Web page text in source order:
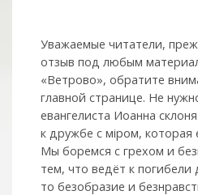
Уважаемые читатели,
отзыв под любым
«Ветрово», обратите
главной странице. Не
евангелиста Иоанна
к дружбе с мiром, которая
Мы боремся с грехом и
тем, что ведёт к погибели
то безобразие и